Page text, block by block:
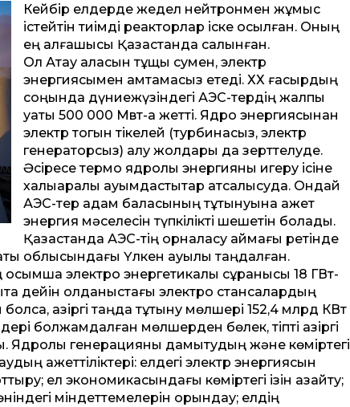
Кейбір елдерде жедел нейтронмен жұмыс
істейтін тиімді реакторлар іске қосылған. Оның
ең алғашқысы Қазақ­станда салынған.
Ол Ақтау қаласын тұщы сумен, электр
энергиясымен қамтамасыз етеді. ХХ ғасырдың
соңында дүниежүзіндегі АЭС-тердің жалпы
қуаты 500 000 Мвт-қа жетті. Ядро энергиясынан
электр тогын тікелей (турбинасыз, электр
генераторсыз) алу жолдары да зерттелуде.
Әсіресе термо ядролық энергияны игеру ісіне
халық­аралық қауымдастықтар атсалысуда. Ондай
АЭС-тер адам баласының тұтынуына қажет
энергия мәселесін түпкілікті шешетін болады.
Қазақстанда АЭС-тің орналасу аймағы ретінде
облысындағы Үлкен ауылы таңдалған.
электро энергетикалық сұранысы 18 ГВт-
дейін қолданыстағы электро стансалардың
қазіргі таңда тұтыну мөлшері 152,4 млрд КВт
болжамдалған мөлшерден бөлек, тіпті қазіргі
Ядролық генерацияны дамытудың және көміртегі
қажеттіліктері: елдегі электр энергиясын
ел экономикасындағы көміртегі ізін азайту;
міндеттемелерін орындау; елдің